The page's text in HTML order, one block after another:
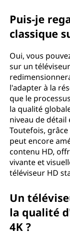
Puis-je
classique
Oui, vous
sur un
l'adapter à la
que le
la qualité
niveau de détail
Toutefois,
peut encore
contenu HD,
vivante et
téléviseur HD
Un
la qualité
4K ?